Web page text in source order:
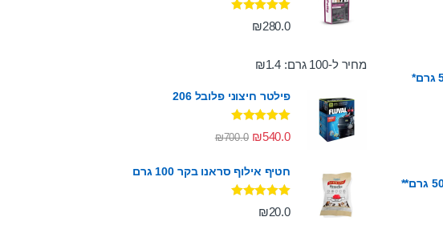
דורג5.00
מתוך 5 ₪280.0
מחיר ל-100 גרם: ₪1.4
פילטר חיצוני פלובל 206
דורג 5.00
מתוך 5 ₪540.0
₪700.0
חטיף אילוף סראנו בקר 100 גרם
דורג5.00
מתוך 5₪20.0